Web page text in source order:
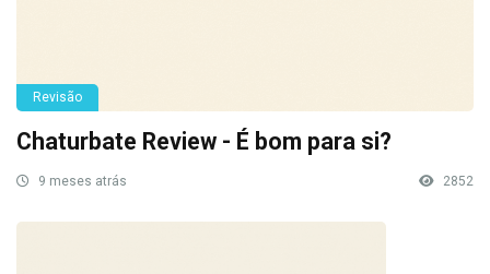
Revisão
Chaturbate Review - É bom para si?
9 meses atrás 2852